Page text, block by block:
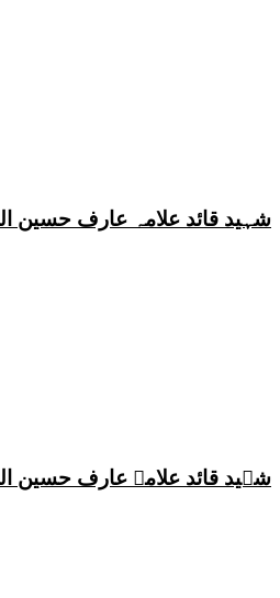
شہید قائد علامہ عارف حسین
شہید قائد علامہ عارف حسین الحسینیؒ کی 38ویں برسی پر قائد ملت جعفریہ پاکستان